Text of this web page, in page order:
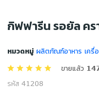
กิฟฟารีน รอยัล คร
หมวดหมู่ ผลิตภัณฑ์อาหาร เครื่
ขายแล้ว
รหัส 41208